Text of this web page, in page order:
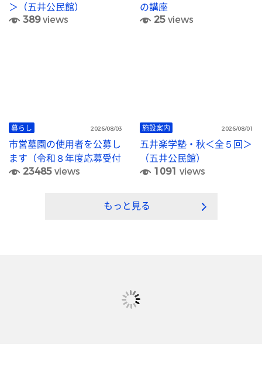
＞（五井公民館）
389views
の講座
25views
暮らし 2026/08/03
市営墓園の使用者を公募し
ます（令和８年度応募受付
終了）23485views
施設案内 2026/08/01
五井楽学塾・秋＜全５回＞
（五井公民館）
1091 views
もっと見る